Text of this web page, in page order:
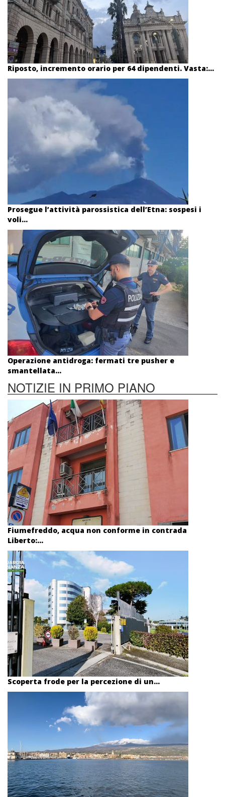
Riposto, incremento orario per 64 dipendenti. Vasta:...
Prosegue l’attività parossistica dell’Etna: sospesi i
voli...
Operazione antidroga: fermati tre pusher e
smantellata...
NOTIZIE IN PRIMO PIANO
Fiumefreddo, acqua non conforme in contrada
Liberto:...
Scoperta frode per la percezione di un...